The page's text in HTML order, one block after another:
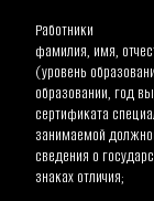
Работники
фамилия, имя,
(уровень
образовании, год
сертификата
занимаемой
сведения о
знаках отличия;